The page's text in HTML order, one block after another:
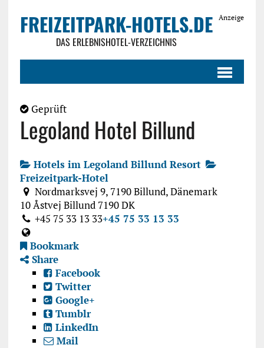
FREIZEITPARK-HOTELS.DE
DAS ERLEBNISHOTEL-VERZEICHNIS
Anzeige
Geprüft
Legoland Hotel Billund
Hotels im Legoland Billund Resort
Freizeitpark-Hotel
Nordmarksvej 9, 7190 Billund, Dänemark
10 Åstvej Billund 7190DK
+45 75 33 13 33+45 75 33 13 33
Bookmark
Share
Facebook
Twitter
Google+
Tumblr
LinkedIn
Mail